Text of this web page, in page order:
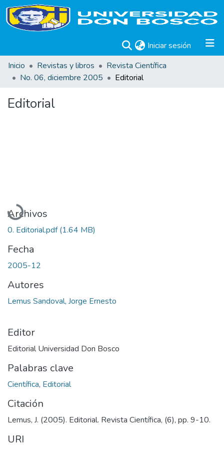
Iniciar sesión (current)
Inicio
Revistas y libros
Revista Científica
No. 06, diciembre 2005
Editorial
Editorial
Cargando...
Archivos
0. Editorial.pdf(1.64 MB)
Fecha
2005-12
Autores
Lemus Sandoval, Jorge Ernesto
Editor
Editorial Universidad Don Bosco
Palabras clave
Científica, Editorial
Citación
Lemus, J. (2005). Editorial. Revista Científica, (6), pp. 9-10.
URI